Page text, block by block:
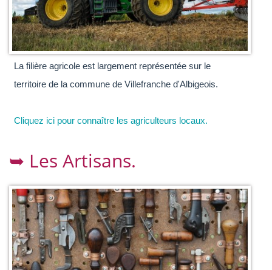
La filière agricole est largement représentée sur le
territoire de la commune de Villefranche d'Albigeois.
Cliquez ici pour connaître les agriculteurs locaux.
➥ Les Artisans.